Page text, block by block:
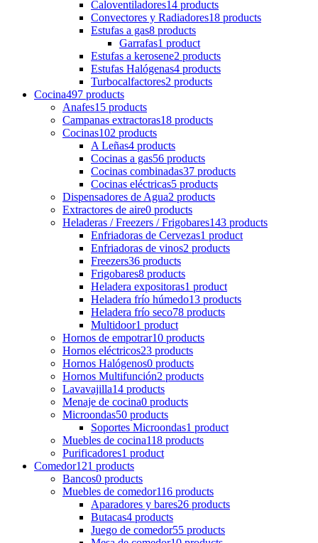
Caloventiladores14 products
Convectores y Radiadores18 products
Estufas a gas8 products
Garrafas1 product
Estufas a kerosene2 products
Estufas Halógenas4 products
Turbocalfactores2 products
Cocina497 products
Anafes15 products
Campanas extractoras18 products
Cocinas102 products
A Leñas4 products
Cocinas a gas56 products
Cocinas combinadas37 products
Cocinas eléctricas5 products
Dispensadores de Agua2 products
Extractores de aire0 products
Heladeras / Freezers / Frigobares143 products
Enfriadoras de Cervezas1 product
Enfriadoras de vinos2 products
Freezers36 products
Frigobares8 products
Heladera expositoras1 product
Heladera frío húmedo13 products
Heladera frío seco78 products
Multidoor1 product
Hornos de empotrar10 products
Hornos eléctricos23 products
Hornos Halógenos0 products
Hornos Multifunción2 products
Lavavajilla14 products
Menaje de cocina0 products
Microondas50 products
Soportes Microondas1 product
Muebles de cocina118 products
Purificadores1 product
Comedor121 products
Bancos0 products
Muebles de comedor116 products
Aparadores y bares26 products
Butacas4 products
Juego de comedor55 products